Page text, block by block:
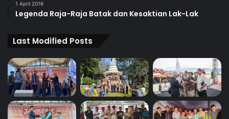
1 April 2016
Legenda Raja-Raja Batak dan Kesaktian Lak-Lak
Last Modified Posts